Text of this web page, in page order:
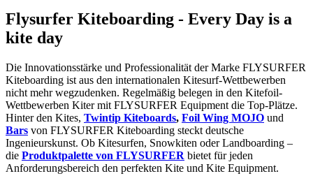
Flysurfer Kiteboarding - Every Day is a
kite day
Die Innovationsstärke und Professionalität der Marke FLYSURFER
Kiteboarding ist aus den internationalen Kitesurf-Wettbewerben
nicht mehr wegzudenken. Regelmäßig belegen in den Kitefoil-
Wettbewerben Kiter mit FLYSURFER Equipment die Top-Plätze.
Hinter den Kites, Twintip Kiteboards, Foil Wing MOJO und
Bars von FLYSURFER Kiteboarding steckt deutsche
Ingenieurskunst. Ob Kitesurfen, Snowkiten oder Landboarding –
die Produktpalette von FLYSURFER bietet für jeden
Anforderungsbereich den perfekten Kite und Kite Equipment.